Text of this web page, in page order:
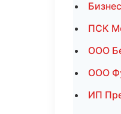
ПСК
ООО
ООО
ИП